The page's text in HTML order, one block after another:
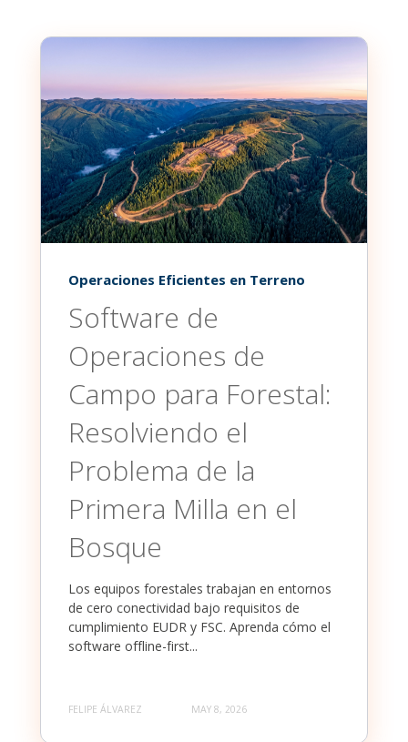
Operaciones Eficientes en Terreno
Software de
Operaciones de
Campo para Forestal:
Resolviendo el
Problema de la
Primera Milla en el
Bosque
Los equipos forestales trabajan en entornos
de cero conectividad bajo requisitos de
cumplimiento EUDR y FSC. Aprenda cómo el
software offline-first...
FELIPE ÁLVAREZ MAY 8, 2026